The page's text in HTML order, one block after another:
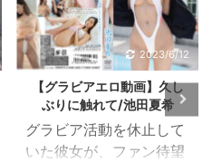
2023/6/12
【グラビアエロ動画】しの
みちゃん/篠見星奈
デビュー作から大ヒット
で大注目！グラビア界の